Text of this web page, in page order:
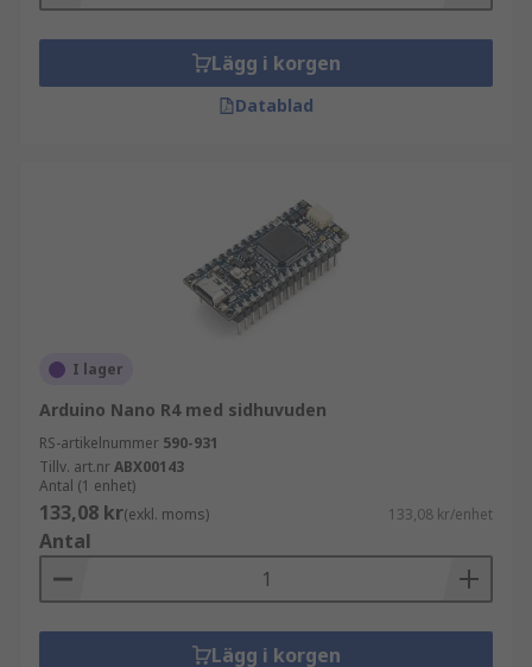
Lägg i korgen
Datablad
I lager
Arduino Nano R4 med sidhuvuden
RS-artikelnummer 590-931
Tillv. art.nrABX00143
Antal (1 enhet)
133,08 kr(exkl. moms) 133,08 kr/enhet
Antal
Lägg i korgen